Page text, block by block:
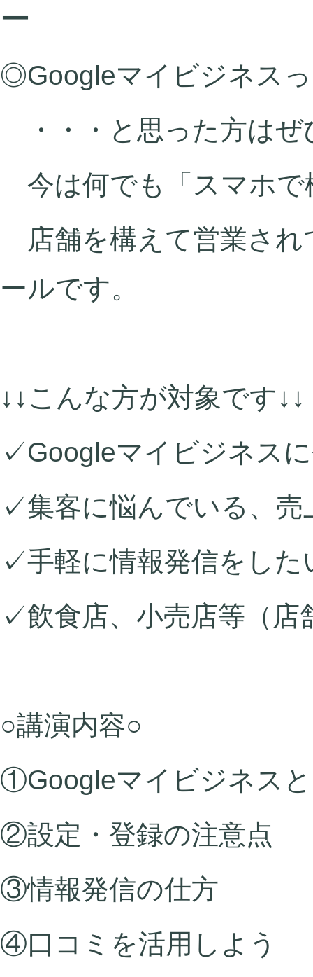
ー
◎Googleマイビジネス
・・・と思った方はぜ
今は何でも「スマホで
店舗を構えて営業され
ールです。
↓↓こんな方が対象です↓↓
✓Googleマイビジネス
✓集客に悩んでいる、売
✓手軽に情報発信をした
✓飲食店、小売店等（店
○講演内容○
①Googleマイビジネス
②設定・登録の注意点
③情報発信の仕方
④口コミを活用しよう